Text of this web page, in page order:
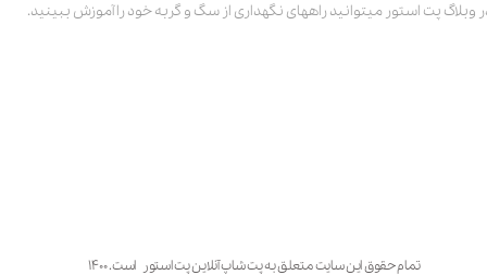
وبلاگ پت استور میتوانید راههای نگهداری از سگ و گربه خود را آموزش ببینید.
تمام حقوق این سایت متعلق به پت شاپ آنلاین پت استور است. ۱۴۰۰